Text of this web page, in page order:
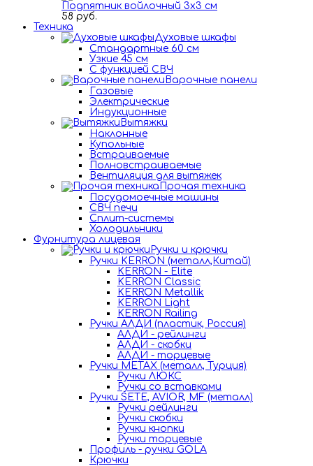
Подпятник войлочный 3х3 см
58 руб.
Техника
Духовые шкафы
Стандартные 60 см
Узкие 45 см
С функцией СВЧ
Варочные панели
Газовые
Электрические
Индукционные
Вытяжки
Наклонные
Купольные
Встраиваемые
Полновстраиваемые
Вентиляция для вытяжек
Прочая техника
Посудомоечные машины
СВЧ печи
Сплит-системы
Холодильники
Фурнитура лицевая
Ручки и крючки
Ручки KERRON (металл,Китай)
KERRON - Elite
KERRON Classic
KERRON Metallik
KERRON Light
KERRON Railing
Ручки АЛДИ (пластик, Россия)
АЛДИ - рейлинги
АЛДИ - скобки
АЛДИ - торцевые
Ручки METAX (металл, Турция)
Ручки ЛЮКС
Ручки со вставками
Ручки SETE, AVIOR, MF (металл)
Ручки рейлинги
Ручки скобки
Ручки кнопки
Ручки торцевые
Профиль - ручки GOLA
Крючки